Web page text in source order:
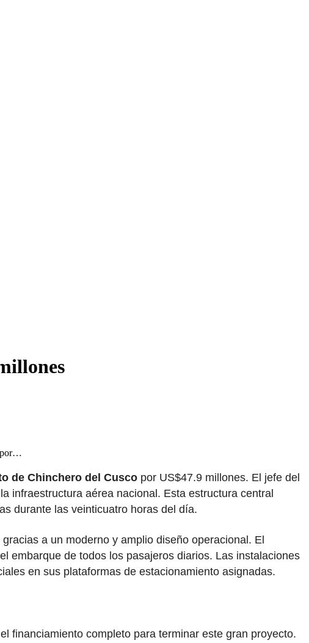
por…
de Chinchero del Cusco por US$47.9 millones. El jefe del
infraestructura aérea nacional. Esta estructura central
durante las veinticuatro horas del día.
a un moderno y amplio diseño operacional. El
embarque de todos los pasajeros diarios. Las instalaciones
en sus plataformas de estacionamiento asignadas.
financiamiento completo para terminar este gran proyecto.